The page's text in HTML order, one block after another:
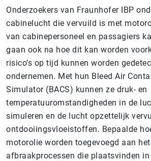
Onderzoekers van Fraunhofer IBP
cabinelucht die vervuild is met
van cabinepersoneel en passagiers
gaan ook na hoe dit kan worden
risico’s op tijd kunnen worden
ondernemen. Met hun Bleed Air
Simulator (BACS) kunnen ze druk- en
temperatuuromstandigheden in de
simuleren en de lucht opzettelijk
ontdooiingsvloeistoffen. Bepaalde
motorolie worden toegevoegd aan
afbraakprocessen die plaatsvinden